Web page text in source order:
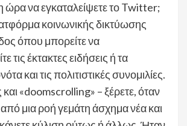
να εγκαταλείψετε το Twitter;
κοινωνικής δικτύωσης
όπου μπορείτε να
τις έκτακτες ειδήσεις ή τα
και τις πολιτιστικές συνομιλίες.
«doomscrolling» – ξέρετε, όταν
μια ροή γεμάτη άσχημα νέα και